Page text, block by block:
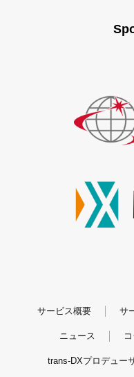
サービス概要 サ
ニュース
trans-DXプロデュー